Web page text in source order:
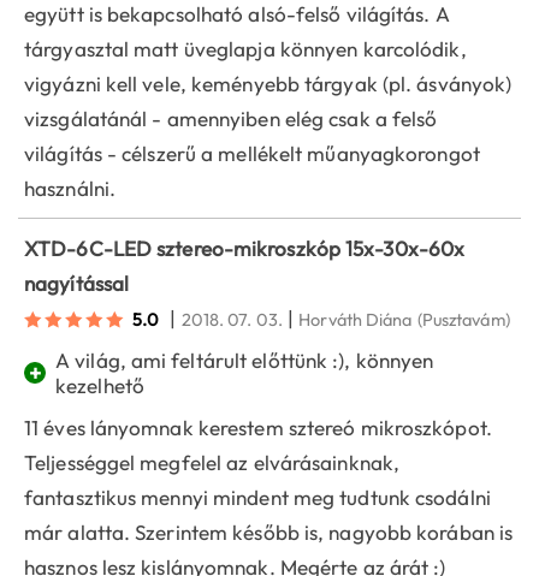
együtt is bekapcsolható alsó-felső világítás. A
tárgyasztal matt üveglapja könnyen karcolódik,
vigyázni kell vele, keményebb tárgyak (pl. ásványok)
vizsgálatánál - amennyiben elég csak a felső
világítás - célszerű a mellékelt műanyagkorongot
használni.
XTD-6C-LED sztereo-mikroszkóp 15x-30x-60x
nagyítással
5.0 | 2018. 07. 03. | Horváth Diána (Pusztavám)
+ A világ, ami feltárult előttünk :), könnyen
kezelhető
11 éves lányomnak kerestem sztereó mikroszkópot.
Teljességgel megfelel az elvárásainknak,
fantasztikus mennyi mindent meg tudtunk csodálni
már alatta. Szerintem később is, nagyobb korában is
hasznos lesz kislányomnak. Megérte az árát :)